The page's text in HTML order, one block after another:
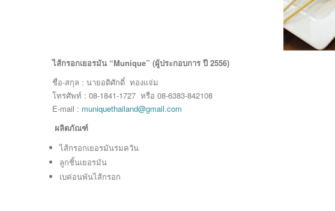
ไส้กรอกเยอรมัน “Munique” (ผู้ประกอบการ ปี 2556)
ชื่อ-สกุล : นายอดิศักดิ์ ทองแจ่ม
โทรศัพท์ : 08-1841-1727 หรือ 08-6383-842108
E-mail : muniquethailand@gmail.com
ผลิตภัณฑ์
ไส้กรอกเยอรมันรมควัน
ลูกชิ้นเยอรมัน
เบค่อนพันไส้กรอก